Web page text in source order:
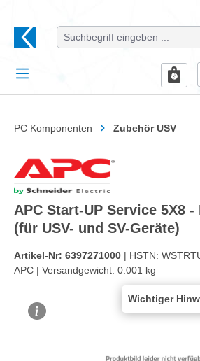
PC Komponenten Zubehör USV
APC Start-UP Service 5X8
(für USV- und SV-Geräte)
Artikel-Nr: 6397271000 | HSTN:
APC | Versandgewicht: 0.001 kg
Wichtiger